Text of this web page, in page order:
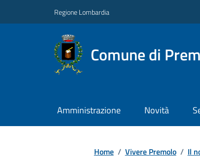
Regione Lombardia
Comune di
Amministrazione Novità
Home / Vivere Premolo / Il